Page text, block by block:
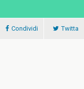
Condividi Twitta